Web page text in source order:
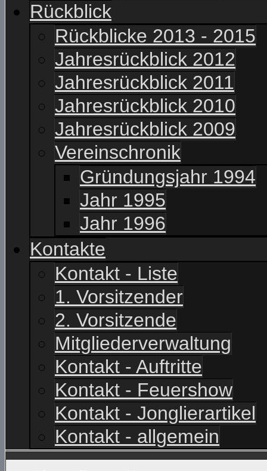
Rückblick
Rückblicke 2013 - 2015
Jahresrückblick 2012
Jahresrückblick 2011
Jahresrückblick 2010
Jahresrückblick 2009
Vereinschronik
Gründungsjahr 1994
Jahr 1995
Jahr 1996
Kontakte
Kontakt - Liste
1. Vorsitzender
2. Vorsitzende
Mitgliederverwaltung
Kontakt - Auftritte
Kontakt - Feuershow
Kontakt - Jonglierartikel
Kontakt - allgemein